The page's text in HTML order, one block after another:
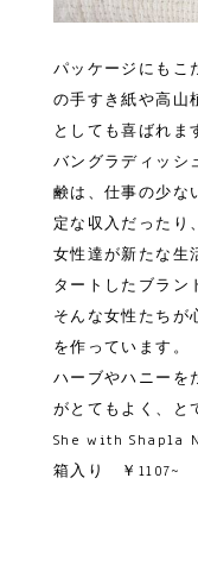
パッケージにもこ
の手すき紙や高山
としても喜ばれま
バングラディッシ
鹸は、仕事の少な
定な収入だったり
女性達が新たな生
タートしたブラン
そんな女性たちが
を作っています。
ハーブやハニーを
がとてもよく、と
She with Shapla
箱入り ￥1107~